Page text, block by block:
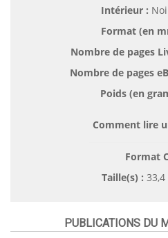
Intérieur :
Format (en
Nombre de pages
Nombre de pages
Poids (en
Comment lire
Format
Taille(s) : 33,4
PUBLICATIONS DU